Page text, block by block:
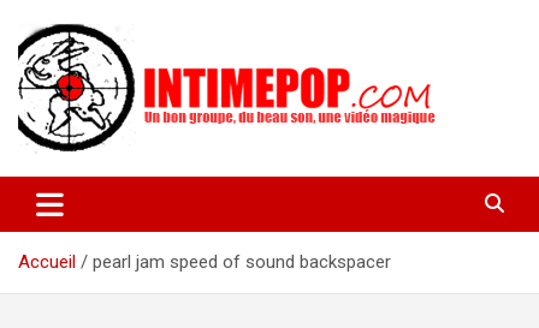
contenu
intimepop.com
actuelles pop rock, post-rock, indé sur Lyon. rock pop concert
lyon
Accueil
pearl jam speed of sound backspacer